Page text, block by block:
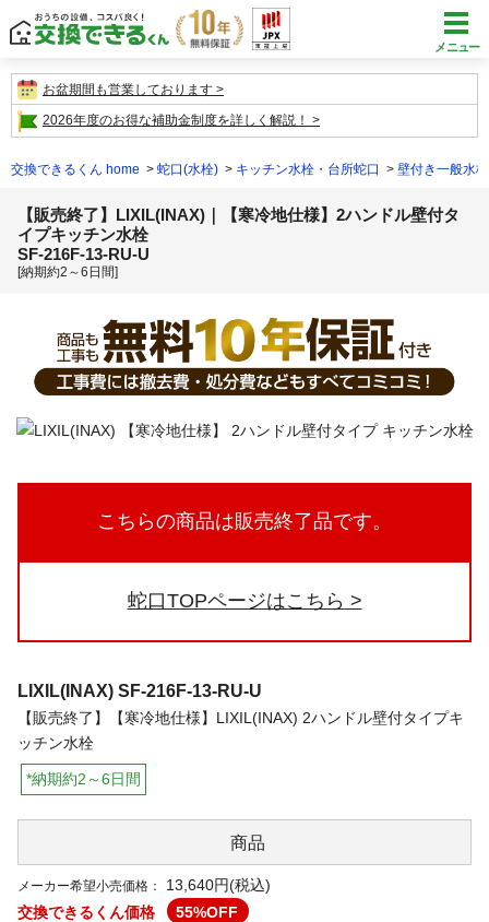
メニュー
お盆期間も営業しております
2026年度のお得な補助金制度を詳しく解説！
交換できるくん home 蛇口(水栓) キッチン水栓・台所蛇口 壁付き一般水栓
【販売終了】LIXIL(INAX)｜【寒冷地仕様】2ハンドル壁付タ
イプキッチン水栓
SF-216F-13-RU-U
[納期約2～6日間]
こちらの商品は販売終了品です。
蛇口TOPページはこちら
LIXIL(INAX) SF-216F-13-RU-U
【販売終了】【寒冷地仕様】LIXIL(INAX) 2ハンドル壁付タイプキ
ッチン水栓
*納期約2～6日間
商品
メーカー希望小売価格：
13,640円(税込)
交換できるくん価格
55%OFF